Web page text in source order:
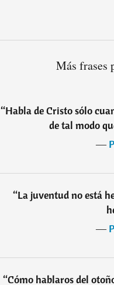
Más frases
“Habla de Cristo sólo
de tal modo
―
“La juventud no está
―
“Cómo hablaros del